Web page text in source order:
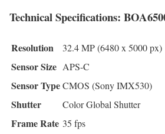
Technical Specifications:
Resolution 32.4 MP (6480 x 5000 px)
Sensor Size APS-C
Sensor TypeCMOS (Sony IMX530)
Shutter Color Global Shutter
Frame Rate 35 fps